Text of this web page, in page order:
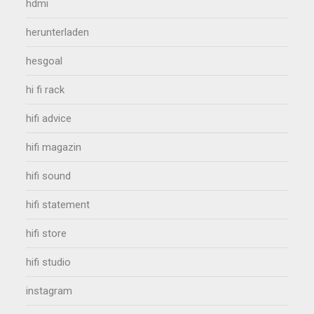
hdmi
herunterladen
hesgoal
hi fi rack
hifi advice
hifi magazin
hifi sound
hifi statement
hifi store
hifi studio
instagram